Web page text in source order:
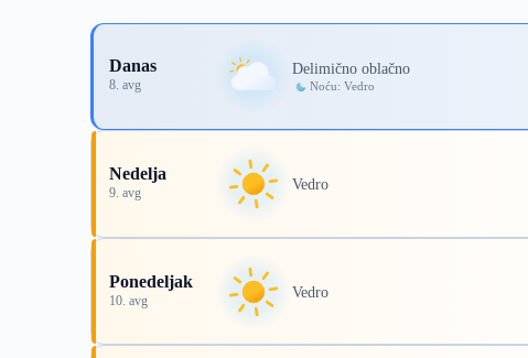
Danas
8. avg
Delimično oblačno
Noću: Vedro
Nedelja
9. avg Vedro
Ponedeljak
10. avg Vedro